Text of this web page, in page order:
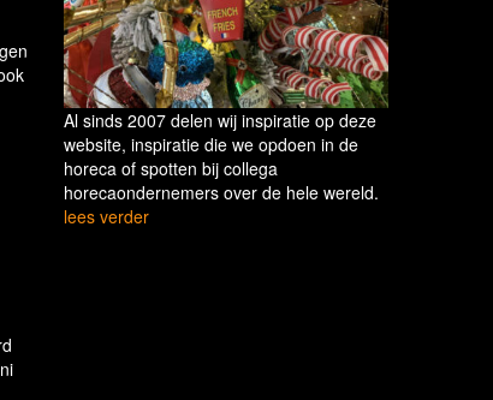
Al sinds 2007 delen wij inspiratie op deze
website, inspiratie die we opdoen in de
horeca of spotten bij collega
horecaondernemers over de hele wereld.
lees verder